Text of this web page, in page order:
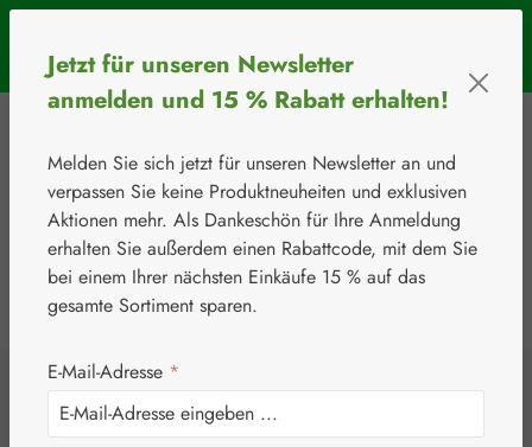
RabattcodeBIOS55 € Rabatt ab einem Warenkorbwert von 50 €.
Werkzeugleiste anzeigen
⚘ Handelsware
Nahrungsergänzungsmittel
Junek Europ-Vertrieb GmbH
Jetzt für unseren Newsletter
anmelden und 15 % Rabatt erhalten!
Melden Sie sich jetzt für unseren Newsletter an und
verpassen Sie keine Produktneuheiten und exklusiven
Aktionen mehr. Als Dankeschön für Ihre Anmeldung
erhalten Sie außerdem einen Rabattcode, mit dem Sie
bei einem Ihrer nächsten Einkäufe 15 % auf das
gesamte Sortiment sparen.
E-Mail-Adresse *